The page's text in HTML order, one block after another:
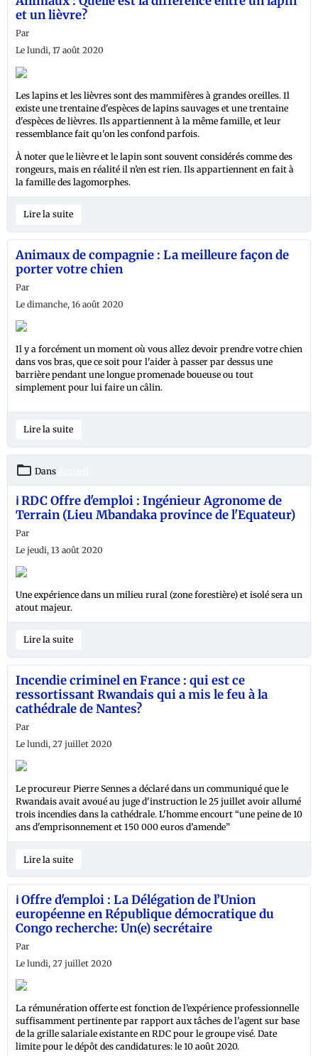
et un lièvre?
Par
Le lundi, 17 août 2020
Les lapins et les lièvres sont des mammifères à grandes oreilles. Il
existe une trentaine d'espèces de lapins sauvages et une trentaine
d'espèces de lièvres. Ils appartiennent à la même famille, et leur
ressemblance fait qu'on les confond parfois.
À noter que le lièvre et le lapin sont souvent considérés comme des
rongeurs, mais en réalité il n’en est rien. Ils appartiennent en fait à
la famille des lagomorphes.
Lire la suite
Animaux de compagnie : La meilleure façon de
porter votre chien
Par
Le dimanche, 16 août 2020
Il y a forcément un moment où vous allez devoir prendre votre chien
dans vos bras, que ce soit pour l'aider à passer par dessus une
barrière pendant une longue promenade boueuse ou tout
simplement pour lui faire un câlin.
Lire la suite
Dans
ℹ️ RDC Offre d'emploi : Ingénieur Agronome de
Terrain (Lieu Mbandaka province de l'Equateur)
Par
Le jeudi, 13 août 2020
Une expérience dans un milieu rural (zone forestière) et isolé sera un
atout majeur.
Lire la suite
Incendie criminel en France : qui est ce
ressortissant Rwandais qui a mis le feu à la
cathédrale de Nantes?
Par
Le lundi, 27 juillet 2020
Le procureur Pierre Sennes a déclaré dans un communiqué que le
Rwandais avait avoué au juge d'instruction le 25 juillet avoir allumé
trois incendies dans la cathédrale. L'homme encourt “une peine de 10
ans d'emprisonnement et 150 000 euros d’amende”
Lire la suite
ℹ️ Offre d'emploi : La Délégation de l’Union
européenne en République démocratique du
Congo recherche: Un(e) secrétaire
Par
Le lundi, 27 juillet 2020
La rémunération offerte est fonction de l’expérience professionnelle
suffisamment pertinente par rapport aux tâches de l’agent sur base
de la grille salariale existante en RDC pour le groupe visé. Date
limite pour le dépôt des candidatures: le 10 août 2020.